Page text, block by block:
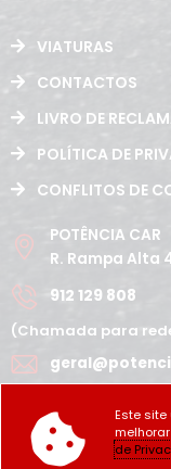
VIATURAS
CONTACTOS
LIVRO DE
POLÍTICA DE
CONFLITOS DE
POTÊNCIA CAR
R. Rampa Alta
912 129 808
(Chamada para
10:00h - 12:30h
Domingo
Este
de